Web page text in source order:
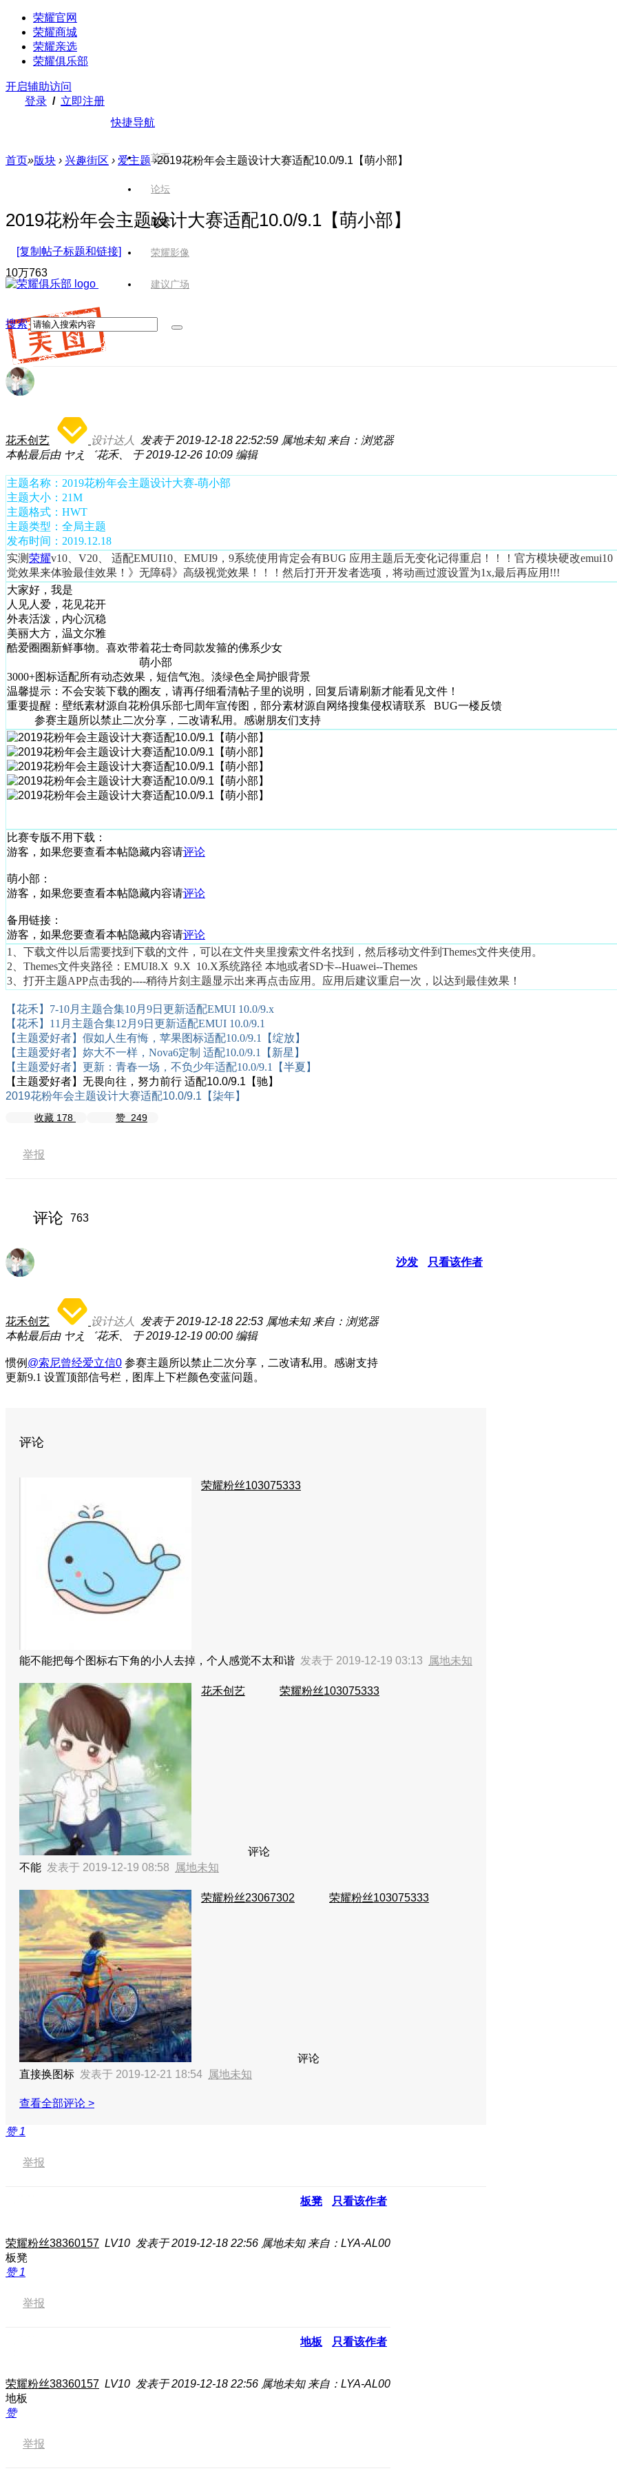
荣耀官网
荣耀商城
荣耀亲选
荣耀俱乐部
开启辅助访问
登录 / 立即注册
快捷导航
首页
论坛
版块
荣耀影像
建议广场
搜索
首页»版块 › 兴趣街区 › 爱主题 ›2019花粉年会主题设计大赛适配10.0/9.1【萌小部】
2019花粉年会主题设计大赛适配10.0/9.1【萌小部】
[复制帖子标题和链接]
10万763
花禾创艺 设计达人 发表于 2019-12-18 22:52:59 属地未知 来自：浏览器
本帖最后由 ヤえ゛花禾、 于 2019-12-26 10:09 编辑
主题名称：2019花粉年会主题设计大赛-萌小部
主题大小：21M
主题格式：HWT
主题类型：全局主题
发布时间：2019.12.18
实测荣耀v10、V20、 适配EMUI10、EMUI9，9系统使用肯定会有BUG 应用主题后无变化记得重启！！！官方模块硬改emui10
觉效果来体验最佳效果！》无障碍》高级视觉效果！！！然后打开开发者选项，将动画过渡设置为1x,最后再应用!!!
大家好，我是
人见人爱，花见花开
外表活泼，内心沉稳
美丽大方，温文尔雅
酷爱圈圈新鲜事物。喜欢带着花士奇同款发箍的佛系少女
萌小部
3000+图标适配所有动态效果，短信气泡。淡绿色全局护眼背景
温馨提示：不会安装下载的圈友，请再仔细看清帖子里的说明，回复后请刷新才能看见文件！
重要提醒：壁纸素材源自花粉俱乐部七周年宣传图，部分素材源自网络搜集侵权请联系 BUG一楼反馈
参赛主题所以禁止二次分享，二改请私用。感谢朋友们支持
比赛专版不用下载：
游客，如果您要查看本帖隐藏内容请评论
萌小部：
游客，如果您要查看本帖隐藏内容请评论
备用链接：
游客，如果您要查看本帖隐藏内容请评论
1、下载文件以后需要找到下载的文件，可以在文件夹里搜索文件名找到，然后移动文件到 Themes文件夹使用。
2、 Themes文件夹路径： EMUI8.X 9.X 10.X系统路径 本地或者SD卡--Huawei--Themes
3、打开主题APP点击我的----稍待片刻主题显示出来再点击应用。 应用后建议重启一次，以达到最佳效果！
【花禾】7-10月主题合集10月9日更新适配EMUI 10.0/9.x
【花禾】11月主题合集12月9日更新适配EMUI 10.0/9.1
【主题爱好者】假如人生有悔，苹果图标适配10.0/9.1【绽放】
【主题爱好者】妳大不一样，Nova6定制 适配10.0/9.1【新星】
【主题爱好者】更新：青春一场，不负少年适配10.0/9.1【半夏】
【主题爱好者】无畏向往，努力前行 适配10.0/9.1【驰】
2019花粉年会主题设计大赛适配10.0/9.1【柒年】
收藏 178 赞 249
举报
评论 763
沙发 只看该作者
花禾创艺 设计达人 发表于 2019-12-18 22:53 属地未知 来自：浏览器
本帖最后由 ヤえ゛花禾、 于 2019-12-19 00:00 编辑
惯例 @索尼曾经爱立信0 参赛主题所以禁止二次分享，二改请私用。感谢支持
更新9.1 设置顶部信号栏，图库上下栏颜色变蓝问题。
评论
荣耀粉丝103075333
能不能把每个图标右下角的小人去掉，个人感觉不太和谐 发表于 2019-12-19 03:13 属地未知
花禾创艺
评论
荣耀粉丝103075333
不能 发表于 2019-12-19 08:58 属地未知
荣耀粉丝23067302
评论
荣耀粉丝103075333
直接换图标 发表于 2019-12-21 18:54 属地未知
查看全部评论 >
赞1
举报
板凳 只看该作者
荣耀粉丝38360157 LV10 发表于 2019-12-18 22:56 属地未知 来自：LYA-AL00
板凳
赞1
举报
地板 只看该作者
荣耀粉丝38360157 LV10 发表于 2019-12-18 22:56 属地未知 来自：LYA-AL00
地板
赞
举报